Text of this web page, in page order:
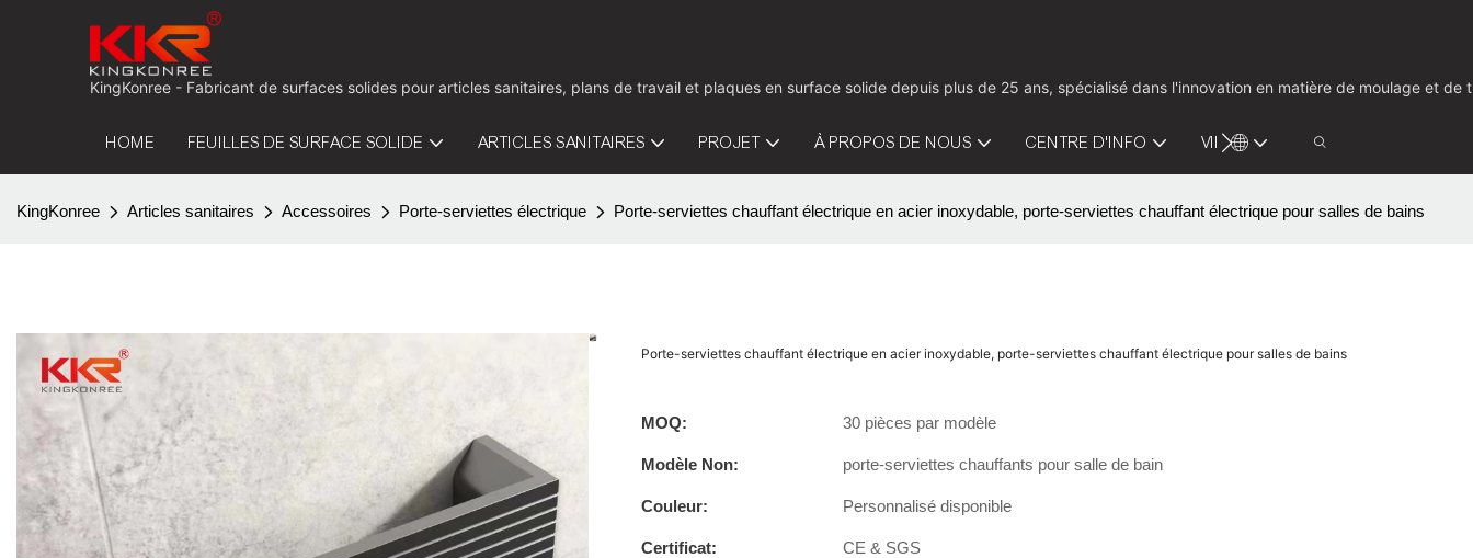
KingKonree - Fabricant de surfaces solides pour articles sanitaires, plans de travail et plaques en surface solide depuis plus de 25 ans, spécialisé dans l'innovation en matière de moulage et de
HOME FEUILLES DE SURFACE SOLIDE ARTICLES SANITAIRES PROJET À PROPOS DE NOUS CENTRE D'INFO VIDÉO CONTACTEZ-NOUS
KingKonree Articles sanitaires Accessoires Porte-serviettes électrique Porte-serviettes chauffant électrique en acier inoxydable, porte-serviettes chauffant électrique pour salles de bains
Porte-serviettes chauffant électrique en acier inoxydable, porte-serviettes chauffant électrique pour salles de bains
MOQ: 30 pièces par modèle
Modèle Non: porte-serviettes chauffants pour salle de bain
Couleur: Personnalisé disponible
Certificat: CE & SGS